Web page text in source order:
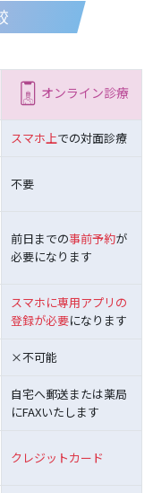
オンライン診療
スマホ上での対面診療
不要
前日までの事前予約が
必要になります
スマホに専用アプリの
登録が必要になります
×不可能
自宅へ郵送または薬局
にFAXいたします
クレジットカード